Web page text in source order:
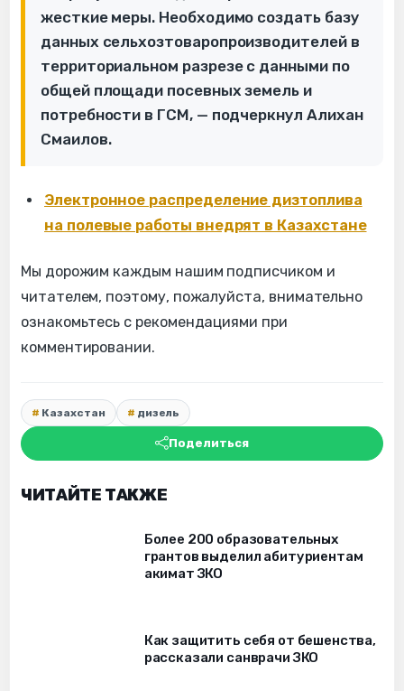
жесткие меры. Необходимо создать базу
данных сельхозтоваропроизводителей в
территориальном разрезе с данными по
общей площади посевных земель и
потребности в ГСМ, — подчеркнул Алихан
Смаилов.
Электронное распределение дизтоплива
на полевые работы внедрят в Казахстане
Мы дорожим каждым нашим подписчиком и
читателем, поэтому, пожалуйста, внимательно
ознакомьтесь с рекомендациями при
комментировании.
Казахстан дизель
Поделиться
ЧИТАЙТЕ ТАКЖЕ
Более 200 образовательных
грантов выделил абитуриентам
акимат ЗКО
Как защитить себя от бешенства,
рассказали санврачи ЗКО